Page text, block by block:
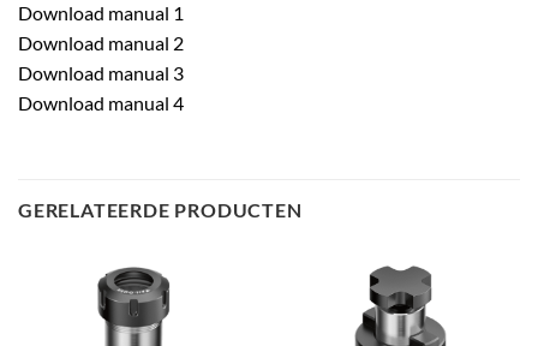
Download manual 1
Download manual 2
Download manual 3
Download manual 4
GERELATEERDE PRODUCTEN